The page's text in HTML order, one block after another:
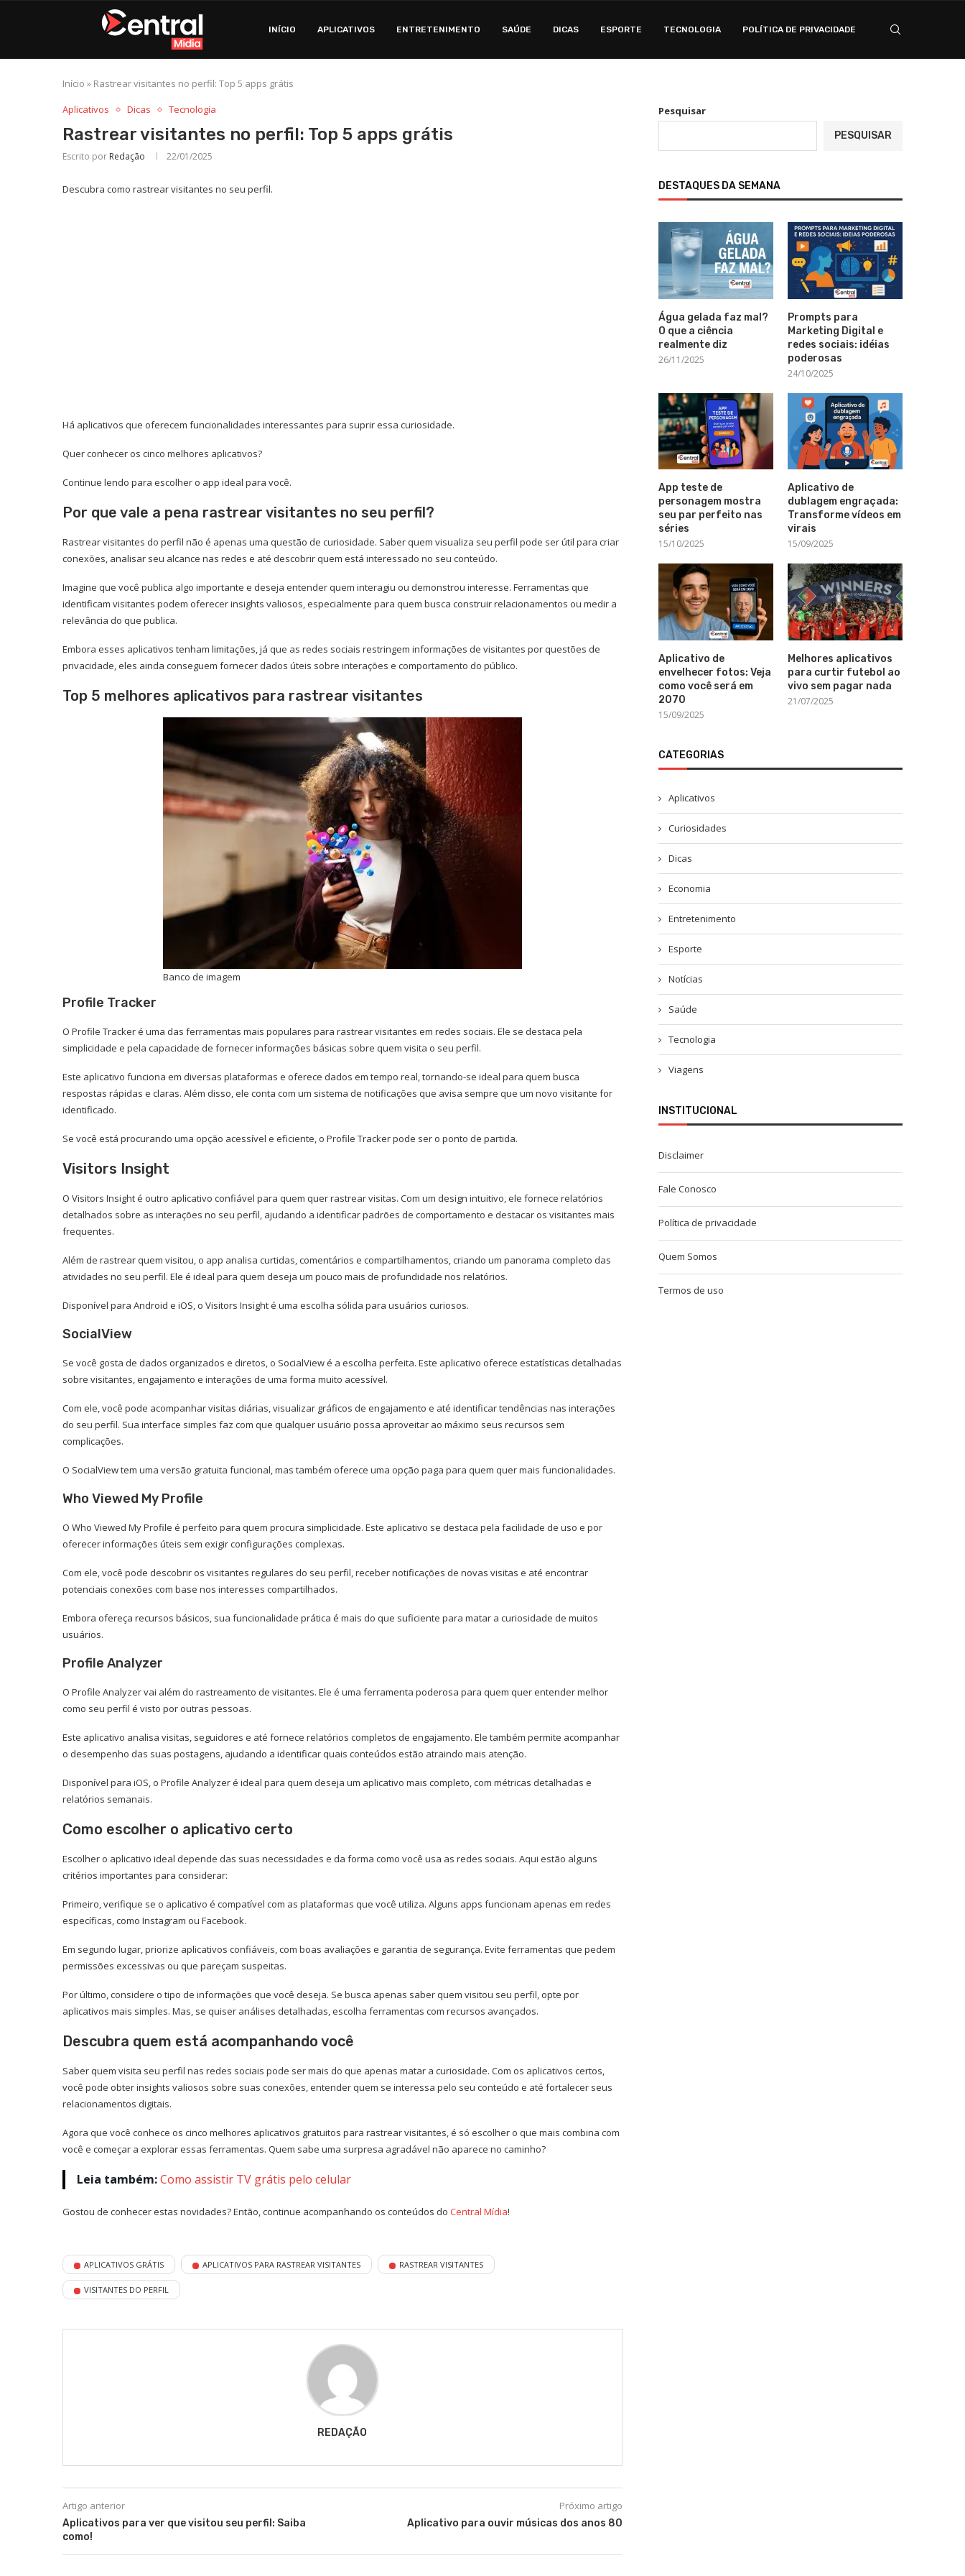
INÍCIO APLICATIVOS ENTRETENIMENTO SAÚDE DICAS ESPORTE TECNOLOGIA POLÍTICA DE PRIVACIDADE
Início » Rastrear visitantes no perfil: Top 5 apps grátis
Aplicativos
Dicas Tecnologia
Rastrear visitantes no perfil: Top 5 apps grátis
Escrito por Redação 22/01/2025
Descubra como rastrear visitantes no seu perfil.
Há aplicativos que oferecem funcionalidades interessantes para suprir essa curiosidade.
Quer conhecer os cinco melhores aplicativos?
Continue lendo para escolher o app ideal para você.
Por que vale a pena rastrear visitantes no seu perfil?
Rastrear visitantes do perfil não é apenas uma questão de curiosidade. Saber quem visualiza seu perfil pode ser útil para criar
conexões, analisar seu alcance nas redes e até descobrir quem está interessado no seu conteúdo.
Imagine que você publica algo importante e deseja entender quem interagiu ou demonstrou interesse. Ferramentas que
identificam visitantes podem oferecer insights valiosos, especialmente para quem busca construir relacionamentos ou medir a
relevância do que publica.
Embora esses aplicativos tenham limitações, já que as redes sociais restringem informações de visitantes por questões de
privacidade, eles ainda conseguem fornecer dados úteis sobre interações e comportamento do público.
Top 5 melhores aplicativos para rastrear visitantes
Banco de imagem
Profile Tracker
O Profile Tracker é uma das ferramentas mais populares para rastrear visitantes em redes sociais. Ele se destaca pela
simplicidade e pela capacidade de fornecer informações básicas sobre quem visita o seu perfil.
Este aplicativo funciona em diversas plataformas e oferece dados em tempo real, tornando-se ideal para quem busca
respostas rápidas e claras. Além disso, ele conta com um sistema de notificações que avisa sempre que um novo visitante for
identificado.
Se você está procurando uma opção acessível e eficiente, o Profile Tracker pode ser o ponto de partida.
Visitors Insight
O Visitors Insight é outro aplicativo confiável para quem quer rastrear visitas. Com um design intuitivo, ele fornece relatórios
detalhados sobre as interações no seu perfil, ajudando a identificar padrões de comportamento e destacar os visitantes mais
frequentes.
Além de rastrear quem visitou, o app analisa curtidas, comentários e compartilhamentos, criando um panorama completo das
atividades no seu perfil. Ele é ideal para quem deseja um pouco mais de profundidade nos relatórios.
Disponível para Android e iOS, o Visitors Insight é uma escolha sólida para usuários curiosos.
SocialView
Se você gosta de dados organizados e diretos, o SocialView é a escolha perfeita. Este aplicativo oferece estatísticas detalhadas
sobre visitantes, engajamento e interações de uma forma muito acessível.
Com ele, você pode acompanhar visitas diárias, visualizar gráficos de engajamento e até identificar tendências nas interações
do seu perfil. Sua interface simples faz com que qualquer usuário possa aproveitar ao máximo seus recursos sem
complicações.
O SocialView tem uma versão gratuita funcional, mas também oferece uma opção paga para quem quer mais funcionalidades.
Who Viewed My Profile
O Who Viewed My Profile é perfeito para quem procura simplicidade. Este aplicativo se destaca pela facilidade de uso e por
oferecer informações úteis sem exigir configurações complexas.
Com ele, você pode descobrir os visitantes regulares do seu perfil, receber notificações de novas visitas e até encontrar
potenciais conexões com base nos interesses compartilhados.
Embora ofereça recursos básicos, sua funcionalidade prática é mais do que suficiente para matar a curiosidade de muitos
usuários.
Profile Analyzer
O Profile Analyzer vai além do rastreamento de visitantes. Ele é uma ferramenta poderosa para quem quer entender melhor
como seu perfil é visto por outras pessoas.
Este aplicativo analisa visitas, seguidores e até fornece relatórios completos de engajamento. Ele também permite acompanhar
o desempenho das suas postagens, ajudando a identificar quais conteúdos estão atraindo mais atenção.
Disponível para iOS, o Profile Analyzer é ideal para quem deseja um aplicativo mais completo, com métricas detalhadas e
relatórios semanais.
Como escolher o aplicativo certo
Escolher o aplicativo ideal depende das suas necessidades e da forma como você usa as redes sociais. Aqui estão alguns
critérios importantes para considerar:
Primeiro, verifique se o aplicativo é compatível com as plataformas que você utiliza. Alguns apps funcionam apenas em redes
específicas, como Instagram ou Facebook.
Em segundo lugar, priorize aplicativos confiáveis, com boas avaliações e garantia de segurança. Evite ferramentas que pedem
permissões excessivas ou que pareçam suspeitas.
Por último, considere o tipo de informações que você deseja. Se busca apenas saber quem visitou seu perfil, opte por
aplicativos mais simples. Mas, se quiser análises detalhadas, escolha ferramentas com recursos avançados.
Descubra quem está acompanhando você
Saber quem visita seu perfil nas redes sociais pode ser mais do que apenas matar a curiosidade. Com os aplicativos certos,
você pode obter insights valiosos sobre suas conexões, entender quem se interessa pelo seu conteúdo e até fortalecer seus
relacionamentos digitais.
Agora que você conhece os cinco melhores aplicativos gratuitos para rastrear visitantes, é só escolher o que mais combina com
você e começar a explorar essas ferramentas. Quem sabe uma surpresa agradável não aparece no caminho?
Leia também:Como assistir TV grátis pelo celular
Gostou de conhecer estas novidades? Então, continue acompanhando os conteúdos do Central Mídia!
APLICATIVOS GRÁTIS APLICATIVOS PARA RASTREAR VISITANTES RASTREAR VISITANTES
VISITANTES DO PERFIL
REDAÇÃO
Artigo anterior
Aplicativos para ver que visitou seu perfil: Saiba
como!
Próximo artigo
Aplicativo para ouvir músicas dos anos 80
Pesquisar
PESQUISAR
DESTAQUES DA SEMANA
Água gelada faz mal?
O que a ciência
realmente diz
26/11/2025
Prompts para
Marketing Digital e
redes sociais: idéias
poderosas
24/10/2025
App teste de
personagem mostra
seu par perfeito nas
séries
15/10/2025
Aplicativo de
dublagem engraçada:
Transforme vídeos em
virais
15/09/2025
Aplicativo de
envelhecer fotos: Veja
como você será em
2070
15/09/2025
Melhores aplicativos
para curtir futebol ao
vivo sem pagar nada
21/07/2025
CATEGORIAS
Aplicativos
Curiosidades
Dicas
Economia
Entretenimento
Esporte
Notícias
Saúde
Tecnologia
Viagens
INSTITUCIONAL
Disclaimer
Fale Conosco
Política de privacidade
Quem Somos
Termos de uso